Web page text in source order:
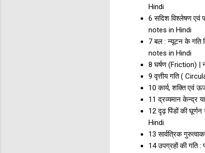
Hindi
6 सदिश विश्लेषण
notes in Hindi
7 बल : न्यूटन के
notes in Hindi
8 घर्षण (Friction)
9 वृत्तीय गति (
10 कार्य, शक्ति एवं
11 द्रव्यमान
12 दृढ़ पिंडों की
Hindi
13 सार्वत्रिक
14 उपग्रहों की